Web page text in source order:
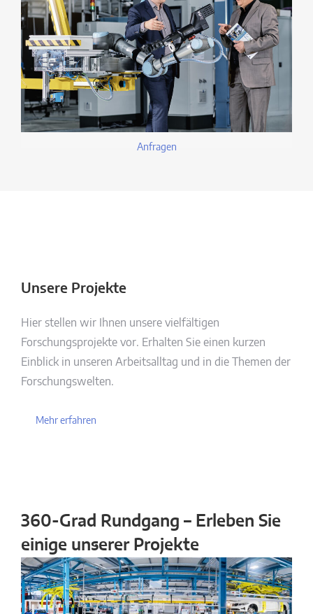
Anfragen
Unsere Projekte
Hier stellen wir Ihnen unsere vielfältigen
Forschungsprojekte vor. Erhalten Sie einen kurzen
Einblick in unseren Arbeitsalltag und in die Themen der
Forschungswelten.
Mehr erfahren
360-Grad Rundgang – Erleben Sie
einige unserer Projekte